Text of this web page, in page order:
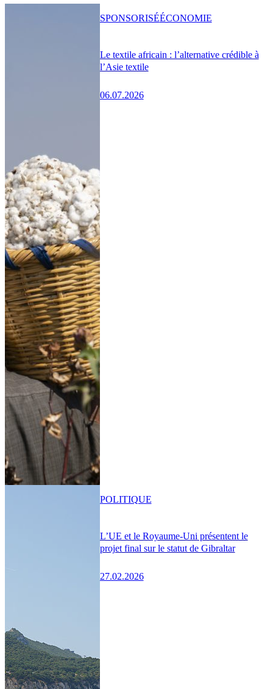
Le textile africain : l’alternative crédible à
l’Asie textile
06.07.2026
SPONSORISÉÉCONOMIE
L’UE et le Royaume-Uni présentent le
projet final sur le statut de Gibraltar
27.02.2026
POLITIQUE